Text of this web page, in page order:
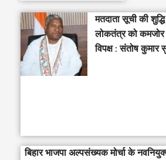
मतदाता सूची की
लोकतंत्र को कमजोर
विपक्ष : संतोष कुमार
बिहार भाजपा अल्पसंख्यक मोर्चा के